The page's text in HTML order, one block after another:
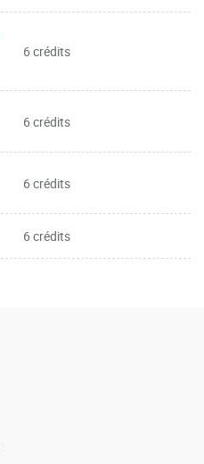
6 crédits
6 crédits
6 crédits
6 crédits